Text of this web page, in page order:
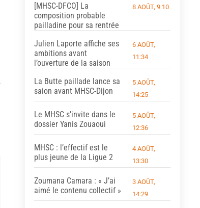
[MHSC-DFCO] La
composition probable
pailladine pour sa rentrée
8 AOÛT, 9:10
Julien Laporte affiche ses
ambitions avant
l’ouverture de la saison
6 AOÛT,
11:34
La Butte paillade lance sa
saion avant MHSC-Dijon
5 AOÛT,
14:25
Le MHSC s’invite dans le
dossier Yanis Zouaoui
5 AOÛT,
12:36
MHSC : l’effectif est le
plus jeune de la Ligue 2
4 AOÛT,
13:30
Zoumana Camara : « J’ai
aimé le contenu collectif »
3 AOÛT,
14:29